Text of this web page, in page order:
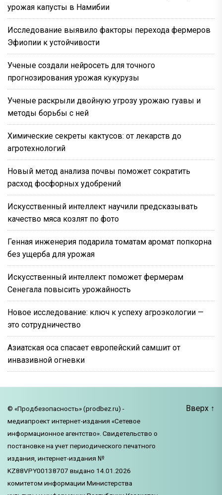
урожая капусты в Намибии
Исследование выявило факторы перехода фермеров
Эфиопии к устойчивости
Ученые создали нейросеть для точного
прогнозирования урожая кукурузы
Ученые раскрыли двойную угрозу урожаю гуавы и
методы борьбы с ней
Химические секреты кактусов: от лекарств до
агротехнологий
Новый метод анализа почвы поможет сократить
расход фосфорных удобрений
Искусственный интеллект научили предсказывать
качество мяса козлят по фото
Генная инженерия подарила томатам аромат попкорна
без ущерба для урожая
Искусственный интеллект поможет фермерам
Сенегала повысить урожайность
Новое исследование: ключ к успеху агроэкологии —
это сотрудничество
Азиатская оса спасает европейский самшит от
инвазивной огневки
© «Продбезопасность» (prodbez.ru) -
медиапроект интернет-издания «Сетевое
информационное агентство». Свидетельство о
постановке на учет периодического печатного
издания, интернет-издания №
KZ88VPY00138707 выдано 14.01.2026
комитетом информации Министерства
Вверх ↑